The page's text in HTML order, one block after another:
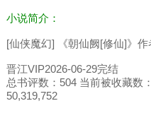
小说简介：
[仙侠魔幻] 《朝仙阙[修仙]》作
晋江VIP2026-06-29完结
总书评数：504 当前被收藏数
50,319,752